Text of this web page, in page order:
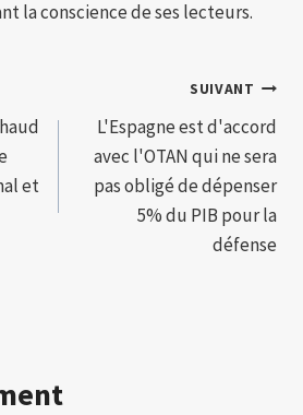
la conscience de ses lecteurs.
et
SUIVANT
L'Espagne est d'accord
avec l'OTAN qui ne sera
pas obligé de dépenser
5% du PIB pour la
défense